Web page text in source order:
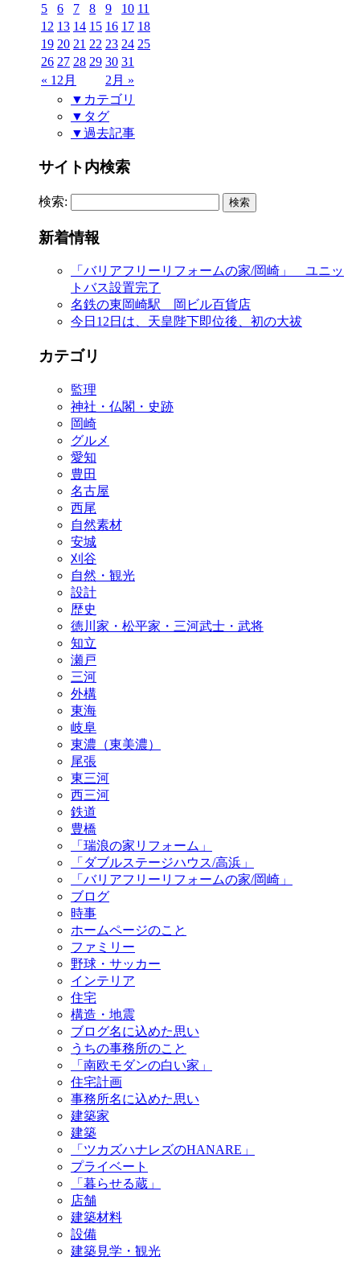
« 12月 2月 »
5
6 7 8 9 10 11
12 13 14 15 16 17 18
19 20 21 22 23 24 25
26 27 28 29 30 31
▼カテゴリ
▼タグ
▼過去記事
サイト内検索
検索:
新着情報
「バリアフリーリフォームの家/岡崎」 ユニッ
トバス設置完了
名鉄の東岡崎駅 岡ビル百貨店
今日12日は、天皇陛下即位後、初の大祓
カテゴリ
監理
神社・仏閣・史跡
岡崎
グルメ
愛知
豊田
名古屋
西尾
自然素材
安城
刈谷
自然・観光
設計
歴史
徳川家・松平家・三河武士・武将
知立
瀬戸
三河
外構
東海
岐阜
東濃（東美濃）
尾張
東三河
西三河
鉄道
豊橋
「瑞浪の家リフォーム」
「ダブルステージハウス/高浜」
「バリアフリーリフォームの家/岡崎」
ブログ
時事
ホームページのこと
ファミリー
野球・サッカー
インテリア
住宅
構造・地震
ブログ名に込めた思い
うちの事務所のこと
「南欧モダンの白い家」
住宅計画
事務所名に込めた思い
建築家
建築
「ツカズハナレズのHANARE」
プライベート
「暮らせる蔵」
店舗
建築材料
設備
建築見学・観光